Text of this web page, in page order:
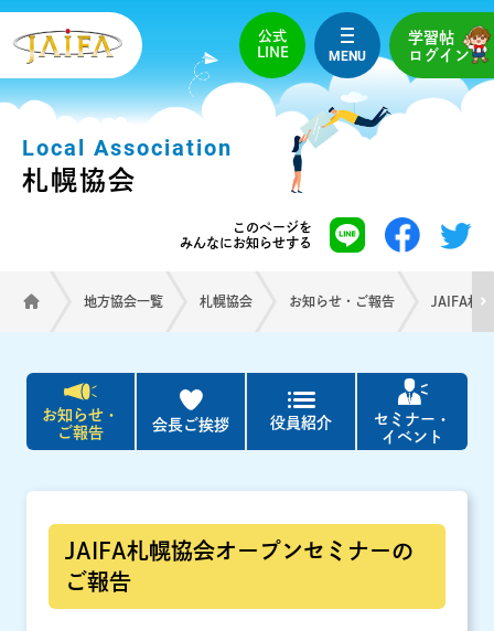
公式
LINE
MENU
学習帖
ログイン
Local Association
札幌協会
このページを
みんなにお知らせする
地方協会一覧 札幌協会 お知らせ・ご報告 JAIFA札
お知らせ・
ご報告
会長ご挨拶 役員紹介
セミナー・
イベント
JAIFA札幌協会オープンセミナーの
ご報告